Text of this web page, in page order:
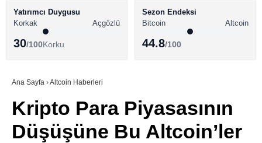
Youtube
TikTok
BİTCOİN HABERLERİ
ALTCOİN HABERLERİ
SÖZLÜK
Yatırımcı Duygusu
Korkak
Açgözlü
30/100Korku
Sezon Endeksi
Bitcoin
Altcoin
44.8/100
Ana Sayfa ›Altcoin Haberleri
Kripto Para Piyasasının
Düşüşüne Bu Altcoin’ler